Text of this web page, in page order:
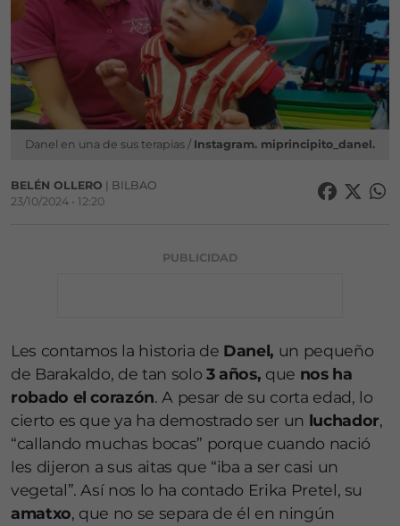
Danel en una de sus terapias / Instagram. miprincipito_danel.
BELÉN OLLERO | BILBAO
23/10/2024 • 12:20
PUBLICIDAD
Les contamos la historia de Danel, un pequeño
de Barakaldo, de tan solo 3 años, que nos ha
robado el corazón. A pesar de su corta edad, lo
cierto es que ya ha demostrado ser un luchador,
“callando muchas bocas” porque cuando nació
les dijeron a sus aitas que “iba a ser casi un
vegetal”. Así nos lo ha contado Erika Pretel, su
amatxo, que no se separa de él en ningún